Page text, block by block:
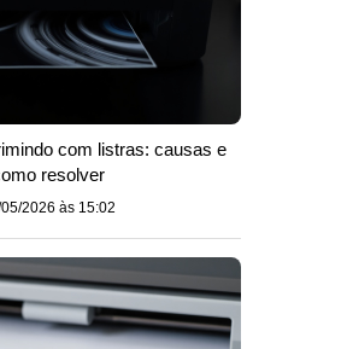
com listras: causas e
resolver
2026 às 15:02